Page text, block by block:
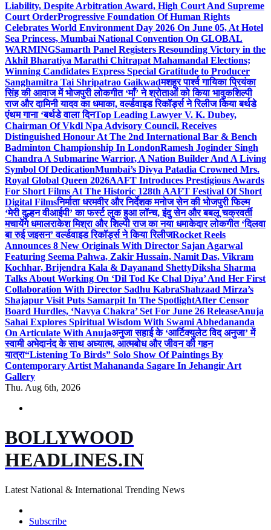
Liability, Despite Arbitration Award, High Court And Supreme
Court OrderProgressive Foundation Of Human Rights
Celebrates World Environment Day 2026 On June 05, At Hotel
Sea Princess, Mumbai National Convention On GLOBAL
WARMINGSamarth Panel Registers Resounding Victory in the
Akhil Bharatiya Marathi Chitrapat Mahamandal Elections;
Winning Candidates Express Special Gratitude to Producer
Sanghamitra Tai Shripatrao Gaikwadमशहूर पार्श्व गायिका प्रियंका
सिंह की आवाज में भोजपुरी लोकगीत ‘माँ’ ने श्रोताओं को किया भावुकशिल्पी
राज और दामिनी यादव का धमाका, वर्ल्डवाइड रिकॉर्ड्स ने रिलीज किया बर्थडे
एंथम गाना ‘बर्थडे वाला दिनTop Leading Lawyer V. K. Dubey,
Chairman Of Vkdl Npa Advisory Council, Receives
Distinguished Honour At The 2nd International Bar & Bench
Badminton Championship In LondonRamesh Joginder Singh
Chandra A Submarine Warrior, A Nation Builder And A Living
Symbol Of DedicationMumbai’s Divya Patadia Crowned Mrs.
Royal Global Queen 2026AAFT Introduces Prestigious Awards
For Short Films At The Historic 128th AAFT Festival Of Short
Digital Filmsनिर्माता धरमवीर और निर्देशक मनोज सेन की भोजपुरी फिल्म
‘मेरी दुल्हन वीआईपी’ का फर्स्ट लुक हुआ लॉन्च, इंदु सेन और बबलू चक्रवर्ती
मचायेंगे धमालराकेश मिश्रा और शिल्पी राज का नया धमाकेदार लोकगीत ‘दिलवा
बा रुई जइसन’ वर्ल्डवाइड रिकॉर्ड्स ने किया रिलीजRocket Reels
Announces 8 New Originals With Director Sajan Agarwal
Featuring Seema Pahwa, Zakir Hussain, Namit Das, Vikram
Kochhar, Brijendra Kala & Dayanand ShettyDiksha Sharma
Talks About Working On ‘Dil Tod Ke Chal Diya’ And Her First
Collaboration With Director Sadhu KabraShahzaad Mirza’s
Shajapur Visit Puts Samarpit In The SpotlightAfter Censor
Board Hurdles, ‘Navya Chakra’ Set For June 26 ReleaseAnuja
Sahai Explores Spiritual Wisdom With Swami Abhedananda
On Articulate With Anujaअनुजा सहाई के ‘आर्टिक्युलेट विद अनुजा’ में
स्वामी अभेदानंद के साथ अध्यात्म, आत्मबोध और जीवन की गहन
यात्रा“Listening To Birds” Solo Show Of Paintings By
Contemporary Artist Mahananda Sagare In Jehangir Art
Gallery
Thu. Aug 6th, 2026
BOLLYWOOD
HEADLINES.IN
Latest National & International Trending News
Subscribe